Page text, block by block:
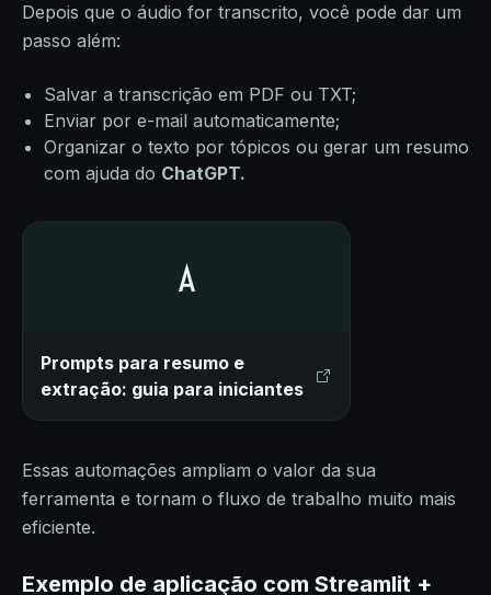
Depois que o áudio for transcrito, você pode dar um
passo além:
Salvar a transcrição em PDF ou TXT;
Enviar por e-mail automaticamente;
Organizar o texto por tópicos ou gerar um resumo
com ajuda do ChatGPT.
Prompts para resumo e
extração: guia para iniciantes
Essas automações ampliam o valor da sua
ferramenta e tornam o fluxo de trabalho muito mais
eficiente.
Exemplo de aplicação com Streamlit +